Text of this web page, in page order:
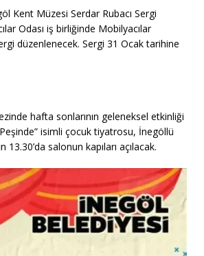
Kent Müzesi Serdar Rubacı Sergi
Odası iş birliğinde Mobilyacılar
düzenlenecek. Sergi 31 Ocak tarihine
hafta sonlarının geleneksel etkinliği
isimli çocuk tiyatrosu, İnegöllü
salonun kapıları açılacak.